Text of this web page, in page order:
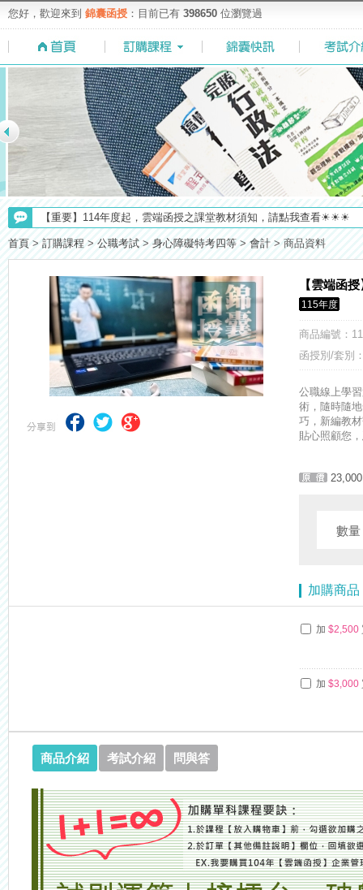
您好，歡迎來到 錦囊函授 ：目前已有 398650 位瀏覽過
【最新】錦囊函授增加便利商店付款方式，便利到不行！馬上使用►
【重要】114年度起，雲端函授之課堂教材須知，請點我查看☀☀☀
【考試院】國考證書數位化，112年起全面實施！點我看詳情>>>
【考選部】高普考／修正部份考試科目及大綱，趕快來看看有哪一些
【求職秘技＼(￣O￣)】你對國營事業了解多少呢? 必考國事業的
【NEW】加入◆錦囊函授Facebook粉絲專頁◆，最新消息、優惠活
【上榜生獎學金計畫】恭賀金榜！上榜生獎學金申請辦法與表格下
【注意】112年起高普不考「公文」／高考英文占比提升，快來看看
【最新】錦囊函授增加便利商店付款方式，便利到不行！馬上使用►
首頁 > 訂購課程 > 公職考試 > 身心障礙特考四等 > 會計 > 商品資料
【雲端函
115年度
商品編號 ：
函授別/套別
公職線上學
術，隨時隨
巧，新編教
貼心照顧您
23,000
數
加購商品
加 $2,500
加 $3,000
商品介紹 考試介紹 問與答